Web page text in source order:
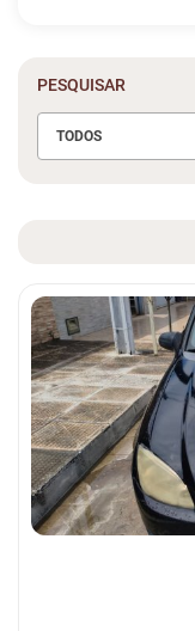
PESQUISAR
TODOS